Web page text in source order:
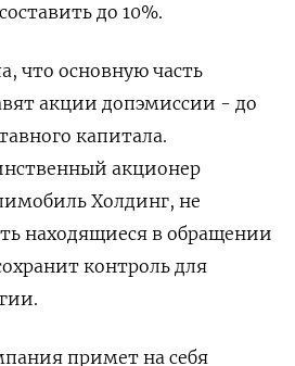
до 10%.
что основную часть
акции допэмиссии - до
капитала.
акционер
Холдинг, не
находящиеся в обращении
контроль для
примет на себя